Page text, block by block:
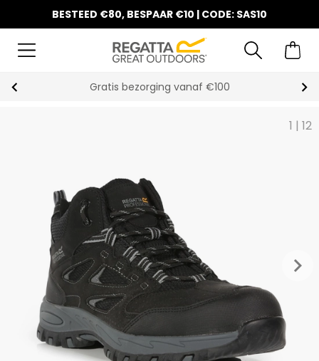
BESTEED €80, BESPAAR €10 | CODE: SAS10
Gratis bezorging vanaf €100
1 | 12
keyboard_arrow_right